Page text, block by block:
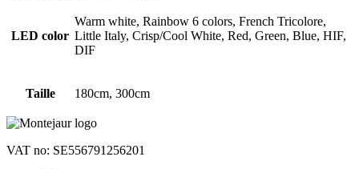
LED color
Warm white, Rainbow 6 colors, French Tricolore,
Little Italy, Crisp/Cool White, Red, Green, Blue, HIF,
DIF
Taille 180cm, 300cm
VAT no: SE556791256201